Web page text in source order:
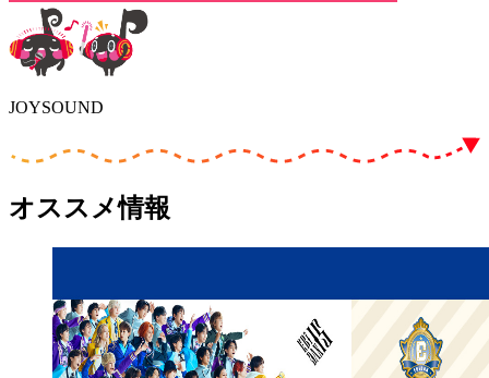
JOYSOUND
オススメ情報